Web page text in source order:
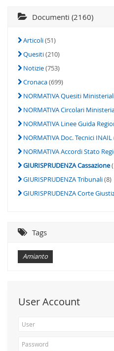
Documenti (2160)
Articoli(51)
Quesiti(210)
Notizie(753)
Cronaca(699)
NORMATIVA Quesiti
NORMATIVA Circolari
NORMATIVA Linee Guida
NORMATIVA Doc. Tecnici INAIL
NORMATIVA Accordi Stato
GIURISPRUDENZA Cassazione
GIURISPRUDENZA Tribunali(8)
GIURISPRUDENZA Corte
Tags
Amianto
User Account